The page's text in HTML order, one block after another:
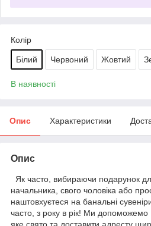
Колір
Білий Червоний Жовтий
В наявності
Опис Характеристики
Опис
Як часто, вибираючи подарунок
начальника, свого чоловіка або
наштовхуєтеся на банальні
часто, з року в рік! Ми допоможемо
яке свято та доставити адресту